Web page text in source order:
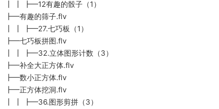
┃ ┃ ┣━12有趣的骰子（1）
┣━有趣的筛子.flv
┃ ┃ ┣━27.七巧板（1）
┣━七巧板拼图.flv
┃ ┃ ┣━32.立体图形计数（3）
┣━补全大正方体.flv
┣━数小正方体.flv
┣━正方体挖洞.flv
┃ ┃ ┣━36.图形剪拼（3）